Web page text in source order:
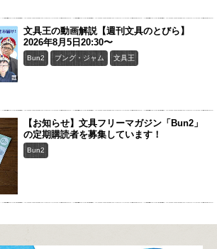
文具王の動画解説【週刊文具のとびら】
2026年8月5日20:30〜
Bun2 ブング・ジャム 文具王
【お知らせ】文具フリーマガジン「Bun2」
の定期購読者を募集しています！
Bun2